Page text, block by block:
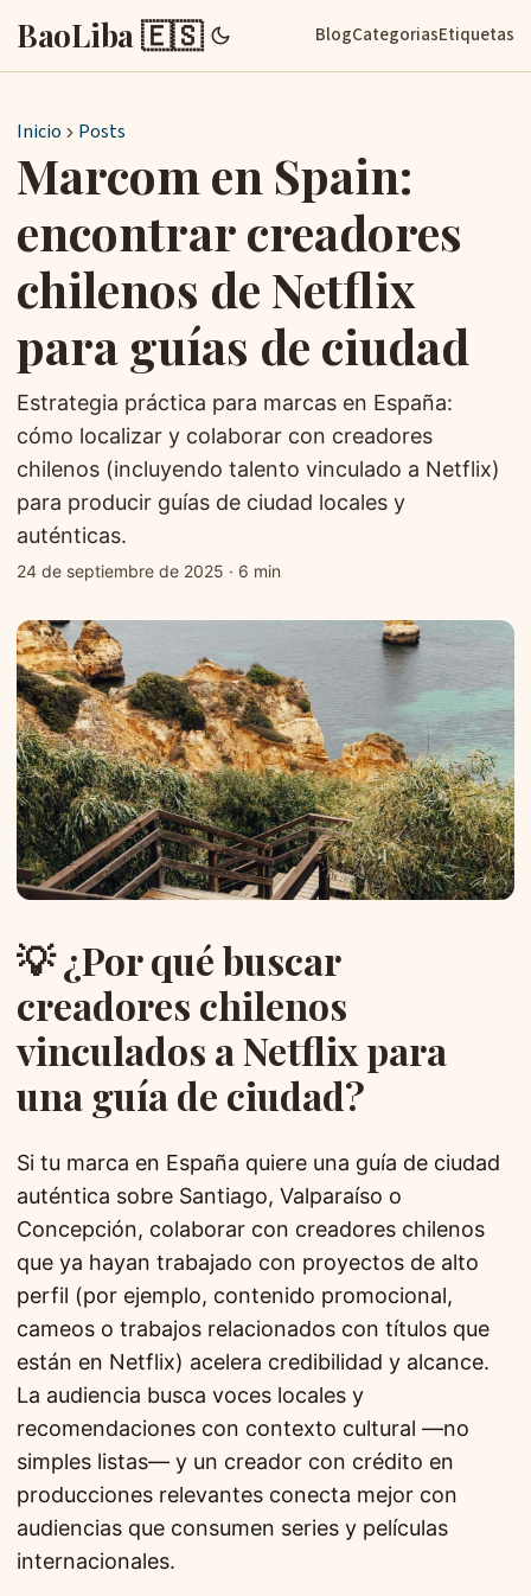
BaoLiba 🇪🇸 BlogCategoriasEtiquetas
Inicio Posts
Marcom en Spain:
encontrar creadores
chilenos de Netflix
para guías de ciudad
Estrategia práctica para marcas en España:
cómo localizar y colaborar con creadores
chilenos (incluyendo talento vinculado a Netflix)
para producir guías de ciudad locales y
auténticas.
24 de septiembre de 2025 · 6 min
💡 ¿Por qué buscar
creadores chilenos
vinculados a Netflix para
una guía de ciudad?
Si tu marca en España quiere una guía de ciudad
auténtica sobre Santiago, Valparaíso o
Concepción, colaborar con creadores chilenos
que ya hayan trabajado con proyectos de alto
perfil (por ejemplo, contenido promocional,
cameos o trabajos relacionados con títulos que
están en Netflix) acelera credibilidad y alcance.
La audiencia busca voces locales y
recomendaciones con contexto cultural —no
simples listas— y un creador con crédito en
producciones relevantes conecta mejor con
audiencias que consumen series y películas
internacionales.